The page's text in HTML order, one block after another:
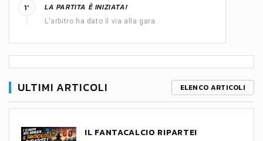
LA PARTITA È INIZIATA!
L'arbitro ha dato il via alla gara.
1'
ULTIMI ARTICOLI ELENCO ARTICOLI
IL FANTACALCIO RIPARTE!